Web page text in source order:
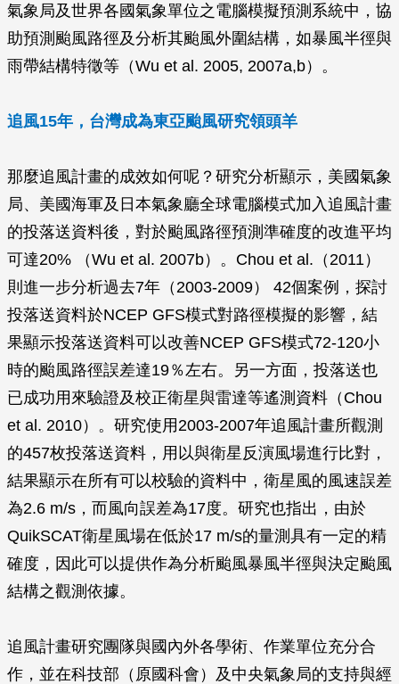
氣象局及世界各國氣象單位之電腦模擬預測系統中，協
助預測颱風路徑及分析其颱風外圍結構，如暴風半徑與
雨帶結構特徵等（Wu et al. 2005, 2007a,b）。
追風15年，台灣成為東亞颱風研究領頭羊
那麼追風計畫的成效如何呢？研究分析顯示，美國氣象
局、美國海軍及日本氣象廳全球電腦模式加入追風計畫
的投落送資料後，對於颱風路徑預測準確度的改進平均
可達20% （Wu et al. 2007b）。Chou et al.（2011）
則進一步分析過去7年（2003-2009） 42個案例，探討
投落送資料於NCEP GFS模式對路徑模擬的影響，結
果顯示投落送資料可以改善NCEP GFS模式72-120小
時的颱風路徑誤差達19％左右。另一方面，投落送也
已成功用來驗證及校正衛星與雷達等遙測資料（Chou
et al. 2010）。研究使用2003-2007年追風計畫所觀測
的457枚投落送資料，用以與衛星反演風場進行比對，
結果顯示在所有可以校驗的資料中，衛星風的風速誤差
為2.6 m/s，而風向誤差為17度。研究也指出，由於
QuikSCAT衛星風場在低於17 m/s的量測具有一定的精
確度，因此可以提供作為分析颱風暴風半徑與決定颱風
結構之觀測依據。
追風計畫研究團隊與國內外各學術、作業單位充分合
作，並在科技部（原國科會）及中央氣象局的支持與經